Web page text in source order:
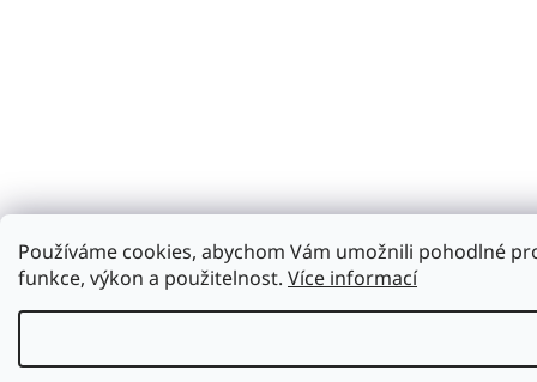
Používáme cookies, abychom Vám umožnili pohodlné
funkce, výkon a použitelnost. Více informací